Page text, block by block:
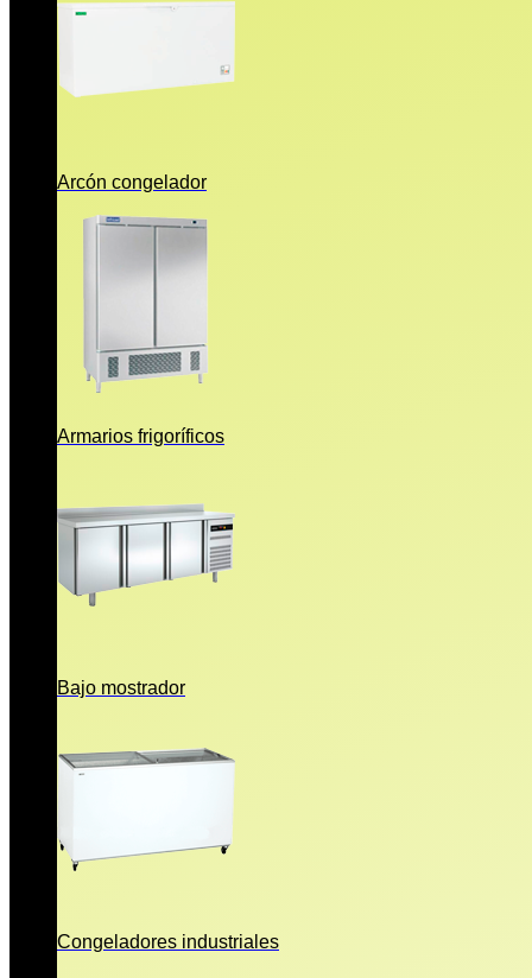
Arcón congelador
Armarios frigoríficos
Bajo mostrador
Congeladores industriales